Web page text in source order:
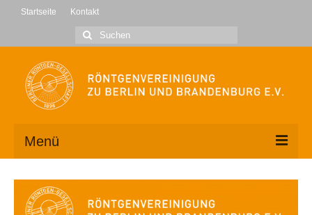
Startseite Kontakt
Suche
nach:
Menü
Wir über uns
Kontakt